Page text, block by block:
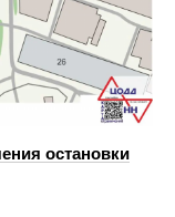
остановки